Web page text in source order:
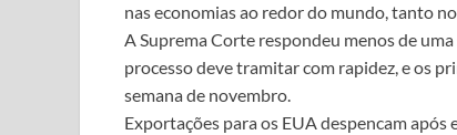
nas economias ao redor do mundo, tanto
A Suprema Corte respondeu menos de
processo deve tramitar com rapidez, e os
semana de novembro.
Exportações para os EUA despencam